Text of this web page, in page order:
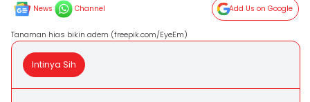
News Channel Add Us on Google
Tanaman hias bikin adem (freepik.com/EyeEm)
Intinya Sih